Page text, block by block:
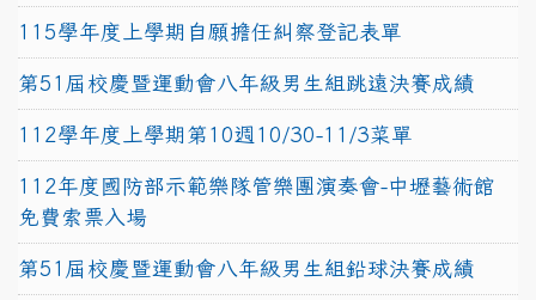
115學年度上學期自願擔任糾察登記表單
第51屆校慶暨運動會八年級男生組跳遠決賽成績
112學年度上學期第10週10/30-11/3菜單
112年度國防部示範樂隊管樂團演奏會-中壢藝術館
免費索票入場
第51屆校慶暨運動會八年級男生組鉛球決賽成績